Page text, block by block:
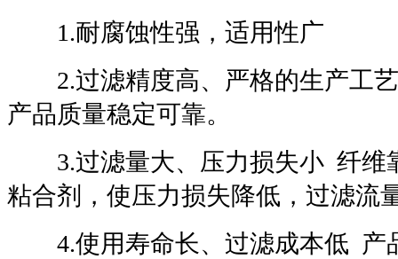
1.耐腐蚀性强，适用性广
2.过滤精度高、严格的生产工艺
产品质量稳定可靠。
3.过滤量大、压力损失小 纤维
粘合剂，使压力损失降低，过滤流
4.使用寿命长、过滤成本低 产